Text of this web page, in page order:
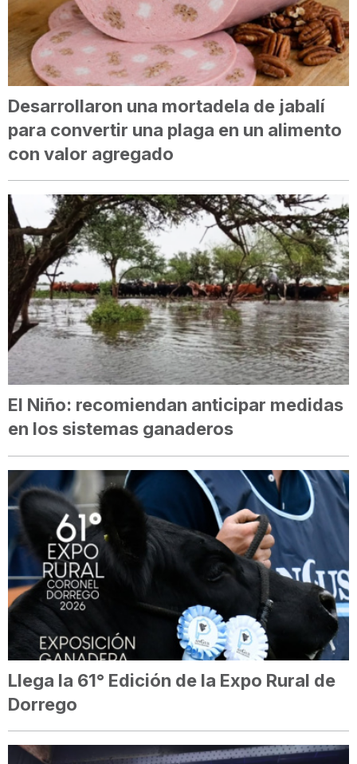
Desarrollaron una mortadela de jabalí
para convertir una plaga en un alimento
con valor agregado
El Niño: recomiendan anticipar medidas
en los sistemas ganaderos
Llega la 61° Edición de la Expo Rural de
Dorrego